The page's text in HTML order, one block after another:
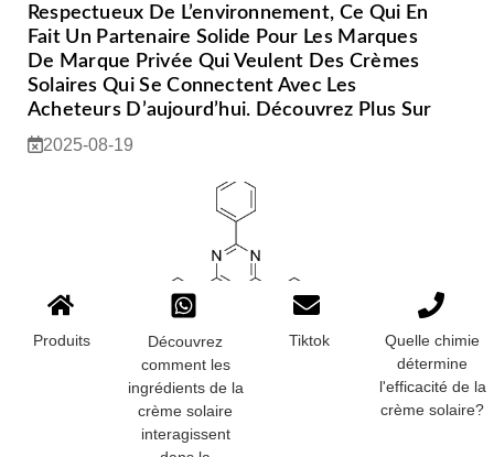
Respectueux De L’environnement, Ce Qui En
Fait Un Partenaire Solide Pour Les Marques
De Marque Privée Qui Veulent Des Crèmes
Solaires Qui Se Connectent Avec Les
Acheteurs D’aujourd’hui. Découvrez Plus Sur
2025-08-19
Safe For Cuir
2025-08-15
Produits
Découvrez
comment les
ingrédients de la
crème solaire
interagissent
Tiktok
Quelle chimie
détermine
l'efficacité de la
crème solaire?